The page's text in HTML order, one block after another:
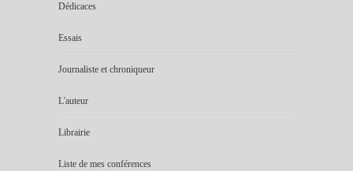
Dédicaces
Essais
Journaliste et chroniqueur
L'auteur
Librairie
Liste de mes conférences